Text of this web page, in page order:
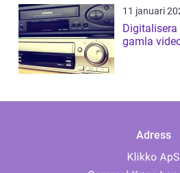
11 januari
Digitalisera vhs så
gamla
Adress